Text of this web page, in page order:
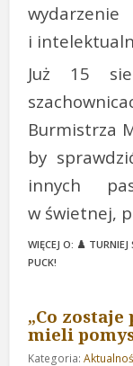
i
Już 15
Burmistrza
by
innych
w świetnej,
WIĘCEJ O: ♟️
PUCK!
„Co
mieli
Kategoria: